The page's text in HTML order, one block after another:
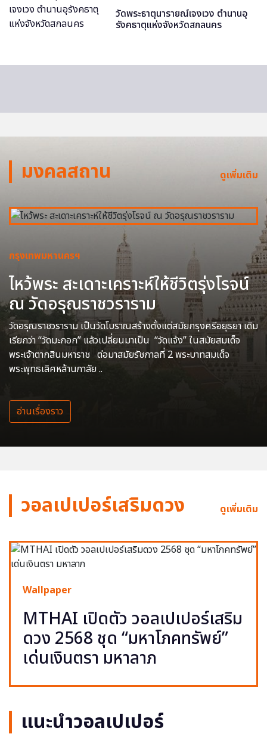
วัดพระธาตุนารายณ์เจงเวง ตำนานอุ
รังคธาตุแห่งจังหวัดสกลนคร
มงคลสถาน ดูเพิ่มเติม
กรุงเทพมหานครฯ
ไหว้พระ สะเดาะเคราะห์ให้ชีวิตรุ่งโรจน์
ณ วัดอรุณราชวราราม
วัดอรุณราชวราราม เป็นวัดโบราณสร้างตั้งแต่สมัยกรุงศรีอยุธยา เดิม
เรียกว่า “วัดมะกอก” แล้วเปลี่ยนมาเป็น “วัดแจ้ง” ในสมัยสมเด็จ
พระเจ้าตากสินมหาราช ต่อมาสมัยรัชกาลที่ 2 พระบาทสมเด็จ
พระพุทธเลิศหล้านภาลัย ..
อ่านเรื่องราว
วอลเปเปอร์เสริมดวง ดูเพิ่มเติม
Wallpaper
MTHAI เปิดตัว วอลเปเปอร์เสริม
ดวง 2568 ชุด “มหาโภคทรัพย์”
เด่นเงินตรา มหาลาภ
แนะนำวอลเปเปอร์